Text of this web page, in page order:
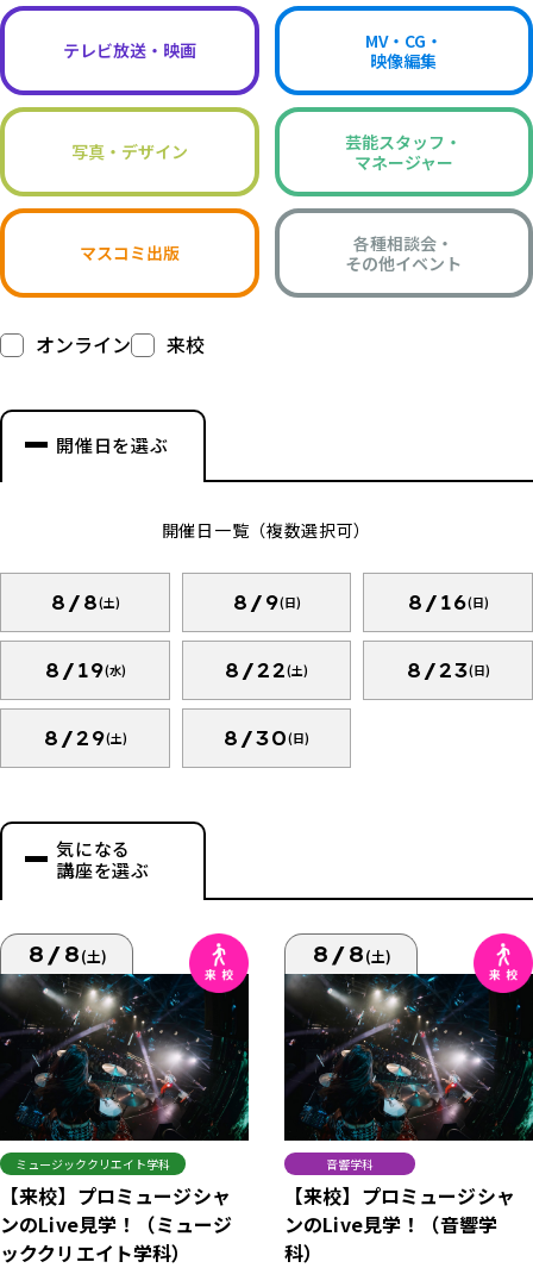
テレビ放送・映画
MV・CG・
映像編集
写真・デザイン
芸能スタッフ・
マネージャー
マスコミ出版
各種相談会・
その他イベント
オンライン 来校
開催日を選ぶ
開催日一覧（複数選択可）
8/8(土) 8/9(日) 8/16(日)
8/19(水) 8/22(土) 8/23(日)
8/29(土) 8/30(日)
気になる
講座を選ぶ
8/8(土)
ミュージッククリエイト学科
【来校】プロミュージシャ
ンのLive見学！（ミュージ
ッククリエイト学科）
8/8(土)
音響学科
【来校】プロミュージシャ
ンのLive見学！（音響学
科）